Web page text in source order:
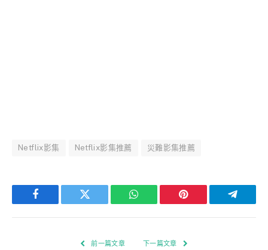
Netflix影集 Netflix影集推薦 災難影集推薦
Facebook Twitter WhatsApp Pinterest
前一篇文章 下一篇文章